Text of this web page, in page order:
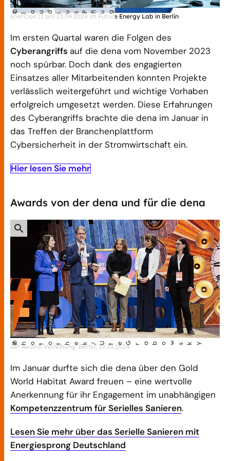
©
C l
aud i
us P f lug
EnerCise II am 23.04.2024 im Future Energy Lab in Berlin
Im ersten Quartal waren die Folgen des
Cyberangriffs auf die dena vom November 2023
noch spürbar. Doch dank des engagierten
Einsatzes aller Mitarbeitenden konnten Projekte
verlässlich weitergeführt und wichtige Vorhaben
erfolgreich umgesetzt werden. Diese Erfahrungen
des Cyberangriffs brachte die dena im Januar in
das Treffen der Branchenplattform
Cybersicherheit in der Stromwirtschaft ein.
Hier lesen Sie mehr
Awards von der dena und für die dena
öffnet
in
einer
vergrößerten
Darstellung
©
Photothek/U
te G r
abo
w sky
Set Award-Verleihung, Berlin, 19.03.2024.
Im Januar durfte sich die dena über den Gold
World Habitat Award freuen – eine wertvolle
Anerkennung für ihr Engagement im unabhängigen
Kompetenzzentrum für Serielles Sanieren.
Lesen Sie mehr über das Serielle Sanieren mit
Energiesprong Deutschland